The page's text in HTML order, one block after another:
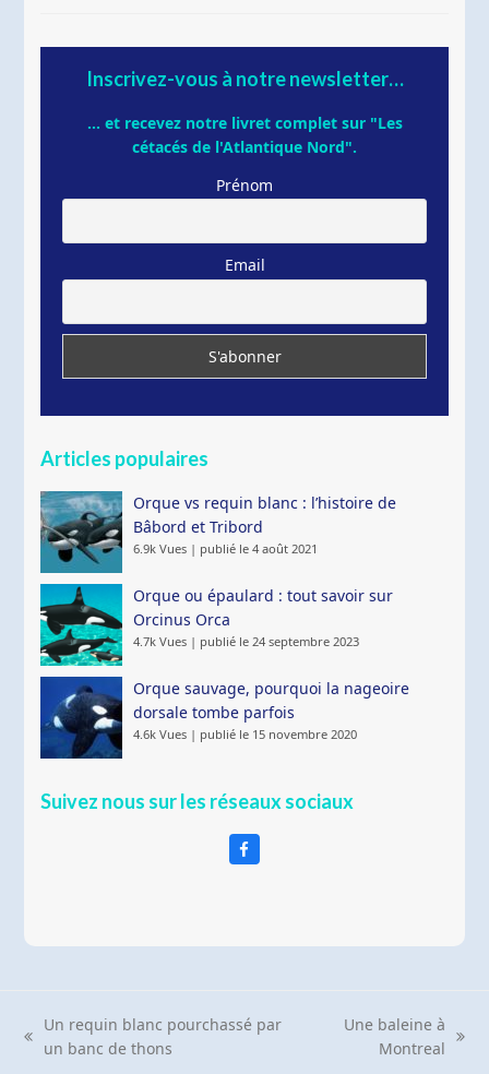
Inscrivez-vous à notre newsletter…
... et recevez notre livret complet sur "Les
cétacés de l'Atlantique Nord".
Prénom
Email
Articles populaires
Orque vs requin blanc : l’histoire de
Bâbord et Tribord
6.9k Vues | publié le 4 août 2021
Orque ou épaulard : tout savoir sur
Orcinus Orca
4.7k Vues | publié le 24 septembre 2023
Orque sauvage, pourquoi la nageoire
dorsale tombe parfois
4.6k Vues | publié le 15 novembre 2020
Suivez nous sur les réseaux sociaux
Facebook
article
Un requin blanc pourchassé par
un banc de thons
Une baleine à
Montreal